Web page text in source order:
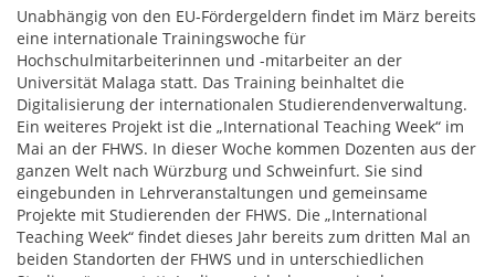
Unabhängig von den EU-Fördergeldern findet im März bereits
eine internationale Trainingswoche für
Hochschulmitarbeiterinnen und -mitarbeiter an der
Universität Malaga statt. Das Training beinhaltet die
Digitalisierung der internationalen Studierendenverwaltung.
Ein weiteres Projekt ist die „International Teaching Week“ im
Mai an der FHWS. In dieser Woche kommen Dozenten aus der
ganzen Welt nach Würzburg und Schweinfurt. Sie sind
eingebunden in Lehrveranstaltungen und gemeinsame
Projekte mit Studierenden der FHWS. Die „International
Teaching Week“ findet dieses Jahr bereits zum dritten Mal an
beiden Standorten der FHWS und in unterschiedlichen